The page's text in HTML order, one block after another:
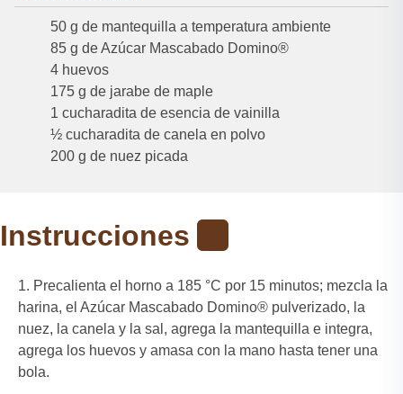
50 g de mantequilla a temperatura ambiente
85 g de Azúcar Mascabado Domino®
4 huevos
175 g de jarabe de maple
1 cucharadita de esencia de vainilla
½ cucharadita de canela en polvo
200 g de nuez picada
Instrucciones
Precalienta el horno a 185 °C por 15 minutos; mezcla la
harina, el Azúcar Mascabado Domino® pulverizado, la
nuez, la canela y la sal, agrega la mantequilla e integra,
agrega los huevos y amasa con la mano hasta tener una
bola.